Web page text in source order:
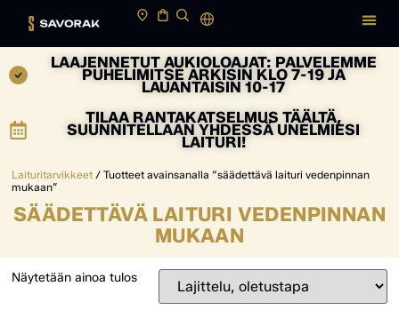
LAAJENNETUT AUKIOLOAJAT: PALVELEMME
PUHELIMITSE ARKISIN KLO 7-19 JA
LAUANTAISIN 10-17
TILAA RANTAKATSELMUS TÄÄLTÄ,
SUUNNITELLAAN YHDESSÄ UNELMIESI
LAITURI!
Laituritarvikkeet / Tuotteet avainsanalla “säädettävä laituri vedenpinnan
mukaan”
SÄÄDETTÄVÄ LAITURI VEDENPINNAN
MUKAAN
Näytetään ainoa tulos